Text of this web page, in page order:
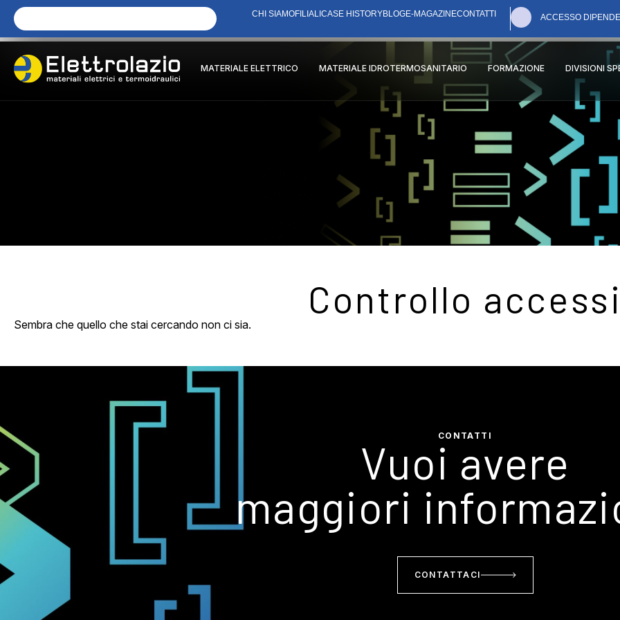
CHI SIAMOFILIALICASE HISTORYBLOGE-MAGAZINECONTATTI ACCESSO
MATERIALE ELETTRICO MATERIALE IDROTERMOSANITARIO FORMAZIONE DIVISIONI
Controllo
Sembra che quello che stai cercando non ci sia.
CONTATTI
Vuoi avere
maggiori
CONTATTACI